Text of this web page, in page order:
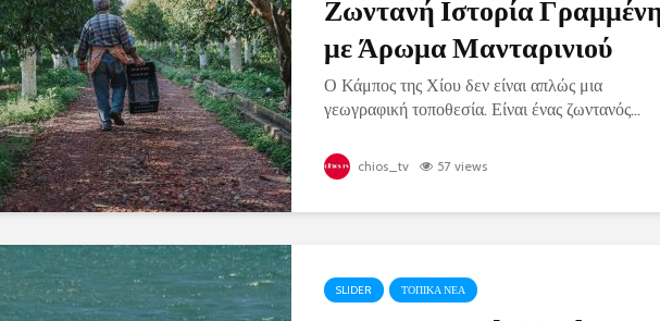
Ζωντανή Ιστορία
με Άρωμα Μανταρινιού
Ο Κάμπος της Χίου δεν είναι απλώς μια
γεωγραφική τοποθεσία. Είναι ένας ζωντανός...
chios_tv 57 views
SLIDER ΤΟΠΙΚΑ ΝΕΑ